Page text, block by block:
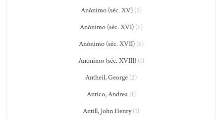
Anônimo (séc. XV)(5)
Anônimo (séc. XVI)(6)
Anônimo (séc. XVII)(6)
Anônimo (séc. XVIII)(1)
Antheil, George (2)
Antico, Andrea(1)
Antill, John Henry(1)